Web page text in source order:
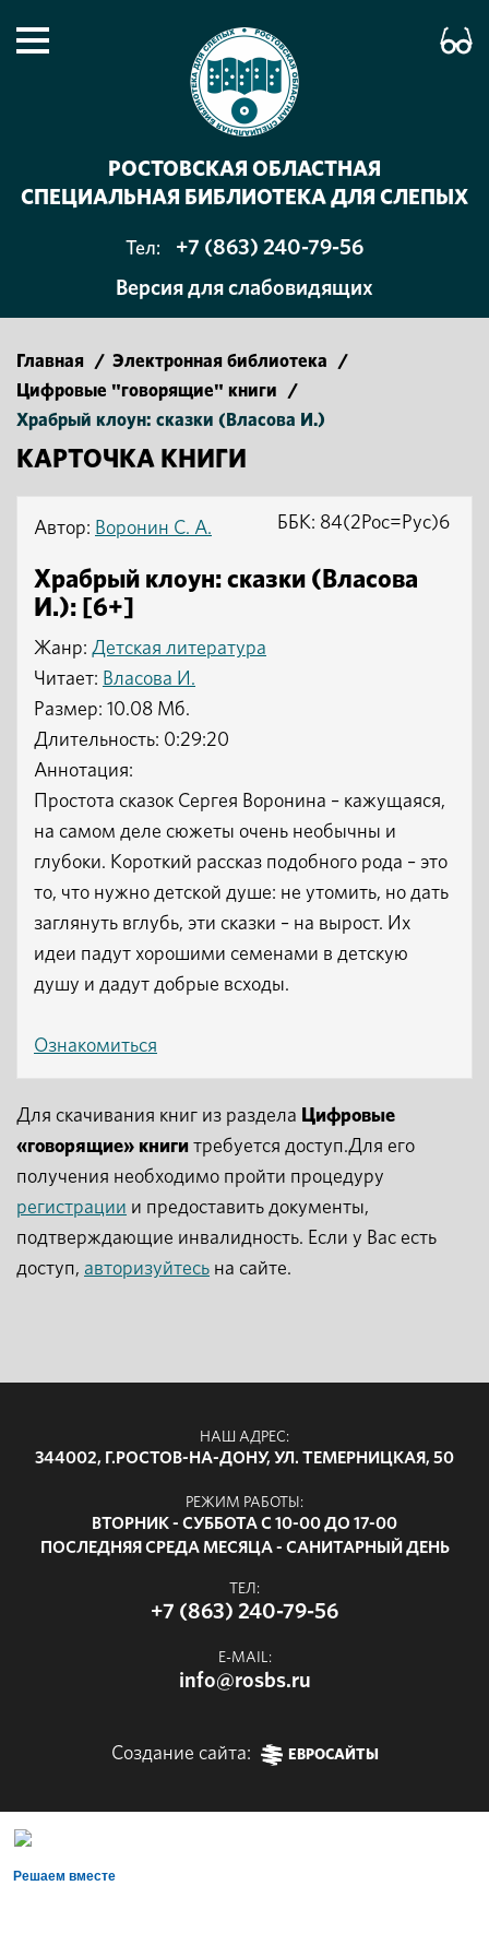
РОСТОВСКАЯ ОБЛАСТНАЯ
СПЕЦИАЛЬНАЯ БИБЛИОТЕКА ДЛЯ СЛЕПЫХ
Тел:
+7 (863) 240-79-56
Версия для слабовидящих
Главная / Электронная библиотека
/
Цифровые "говорящие" книги
/
Храбрый клоун: сказки (Власова И.)
КАРТОЧКА КНИГИ
Автор: Воронин С. А.
Храбрый клоун: сказки (Власова
И.): [6+]
Жанр: Детская литература
Читает: Власова И.
ББК: 84(2Рос=Рус)6
Размер: 10.08 Мб.
Длительность: 0:29:20
Аннотация:
Простота сказок Сергея Воронина – кажущаяся,
на самом деле сюжеты очень необычны и
глубоки. Короткий рассказ подобного рода – это
то, что нужно детской душе: не утомить, но дать
заглянуть вглубь, эти сказки – на вырост. Их
идеи падут хорошими семенами в детскую
душу и дадут добрые всходы.
Ознакомиться
Для скачивания книг из раздела Цифровые
«говорящие» книги требуется доступ.Для его
получения необходимо пройти процедуру
регистрации и предоставить документы,
подтверждающие инвалидность. Если у Вас есть
доступ, авторизуйтесь на сайте.
НАШ АДРЕС:
344002, Г.РОСТОВ-НА-ДОНУ, УЛ. ТЕМЕРНИЦКАЯ, 50
РЕЖИМ РАБОТЫ:
ВТОРНИК - СУББОТА С 10-00 ДО 17-00
ПОСЛЕДНЯЯ СРЕДА МЕСЯЦА - САНИТАРНЫЙ ДЕНЬ
ТЕЛ:
+7 (863) 240-79-56
E-MAIL:
info@rosbs.ru
Создание сайта: ЕВРОСАЙТЫ
Решаем вместе